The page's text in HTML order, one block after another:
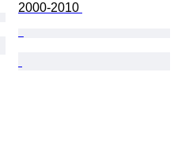
2000-2010